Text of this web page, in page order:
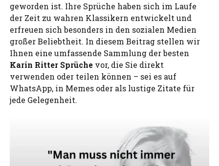
geworden ist. Ihre Sprüche haben sich im Laufe
der Zeit zu wahren Klassikern entwickelt und
erfreuen sich besonders in den sozialen Medien
großer Beliebtheit. In diesem Beitrag stellen wir
Ihnen eine umfassende Sammlung der besten
Karin Ritter Sprüche vor, die Sie direkt
verwenden oder teilen können – sei es auf
WhatsApp, in Memes oder als lustige Zitate für
jede Gelegenheit.